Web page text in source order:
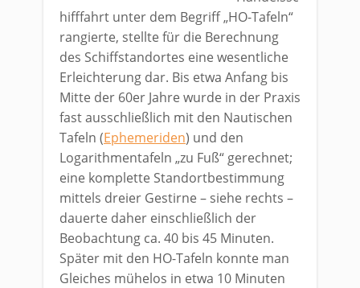
hifffahrt unter dem Begriff „HO-Tafeln“
rangierte, stellte für die Berechnung
des Schiffstandortes eine wesentliche
Erleichterung dar. Bis etwa Anfang bis
Mitte der 60er Jahre wurde in der Praxis
fast ausschließlich mit den Nautischen
Tafeln (Ephemeriden) und den
Logarithmentafeln „zu Fuß“ gerechnet;
eine komplette Standortbestimmung
mittels dreier Gestirne – siehe rechts –
dauerte daher einschließlich der
Beobachtung ca. 40 bis 45 Minuten.
Später mit den HO-Tafeln konnte man
Gleiches mühelos in etwa 10 Minuten